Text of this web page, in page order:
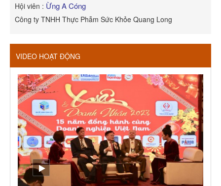
Hội viên : Ừng A Cóng
Công ty TNHH Thực Phẫm Sức Khỏe Quang Long
VIDEO HOẠT ĐỘNG